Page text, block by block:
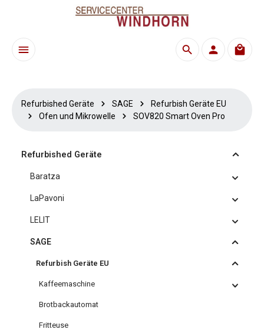
Zum Hauptinhalt springen
Refurbished Geräte SAGE
Refurbish Geräte EU
Ofen und Mikrowelle
SOV820 Smart Oven Pro
Refurbished Geräte
Baratza
LaPavoni
LELIT
SAGE
Refurbish Geräte EU
Kaffeemaschine
Brotbackautomat
Fritteuse